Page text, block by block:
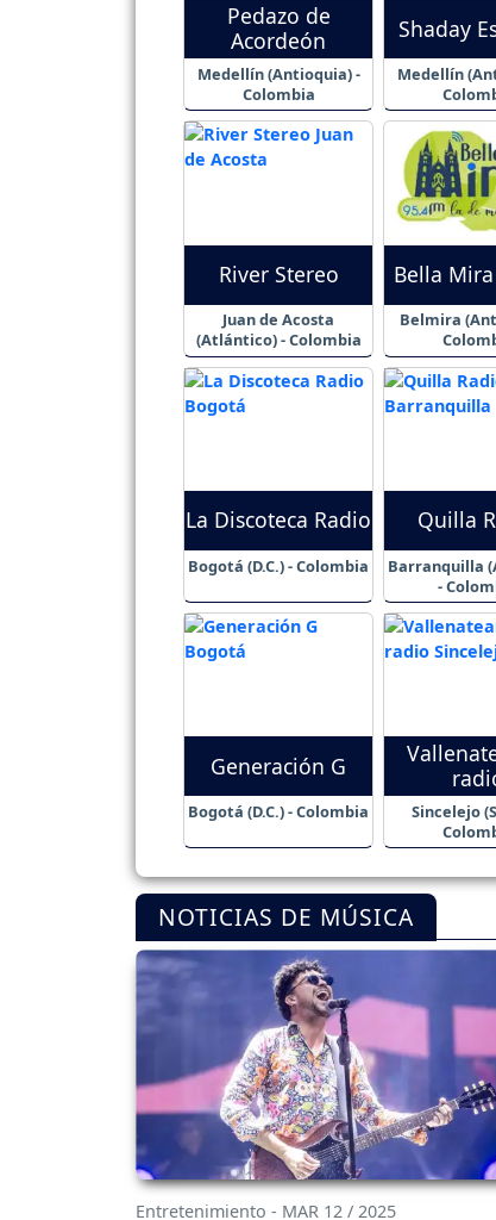
Pedazo de
Acordeón
Medellín (Antioquia) -
Colombia
Shaday
Medellín
River Stereo
Juan de Acosta
(Atlántico) - Colombia
Bella
Belmira
La Discoteca Radio
Bogotá (D.C.) - Colombia
Quilla
Barranquilla
-
Generación G
Bogotá (D.C.) - Colombia
Sincelejo
NOTICIAS DE MÚSICA
Entretenimiento - MAR 12 / 2025